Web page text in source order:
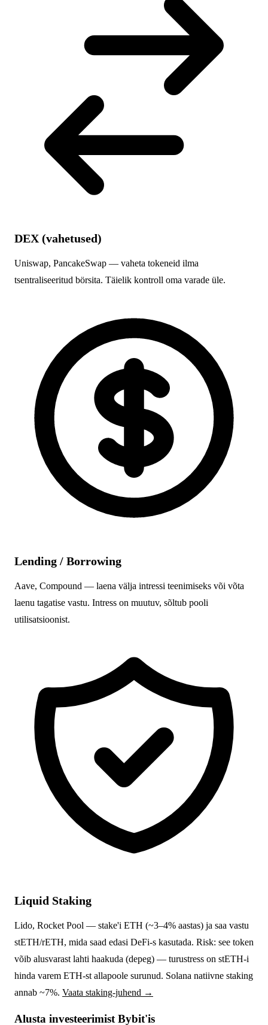
DEX (vahetused)
Uniswap, PancakeSwap — vaheta tokeneid ilma
tsentraliseeritud börsita. Täielik kontroll oma varade üle.
Lending / Borrowing
Aave, Compound — laena välja intressi teenimiseks või võta
laenu tagatise vastu. Intress on muutuv, sõltub pooli
utilisatsioonist.
Liquid Staking
Lido, Rocket Pool — stake'i ETH (~3–4% aastas) ja saa vastu
stETH/rETH, mida saad edasi DeFi-s kasutada. Risk: see token
võib alusvarast lahti haakuda (depeg) — turustress on stETH-i
hinda varem ETH-st allapoole surunud. Solana natiivne staking
annab ~7%. Vaata staking-juhend →
Alusta investeerimist Bybit'is